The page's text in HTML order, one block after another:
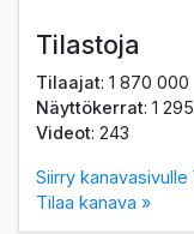
Tilastoja
Tilaajat: 1 870 000
Näyttökerrat: 1
Videot: 243
Siirry kanavasivulle
Tilaa kanava »